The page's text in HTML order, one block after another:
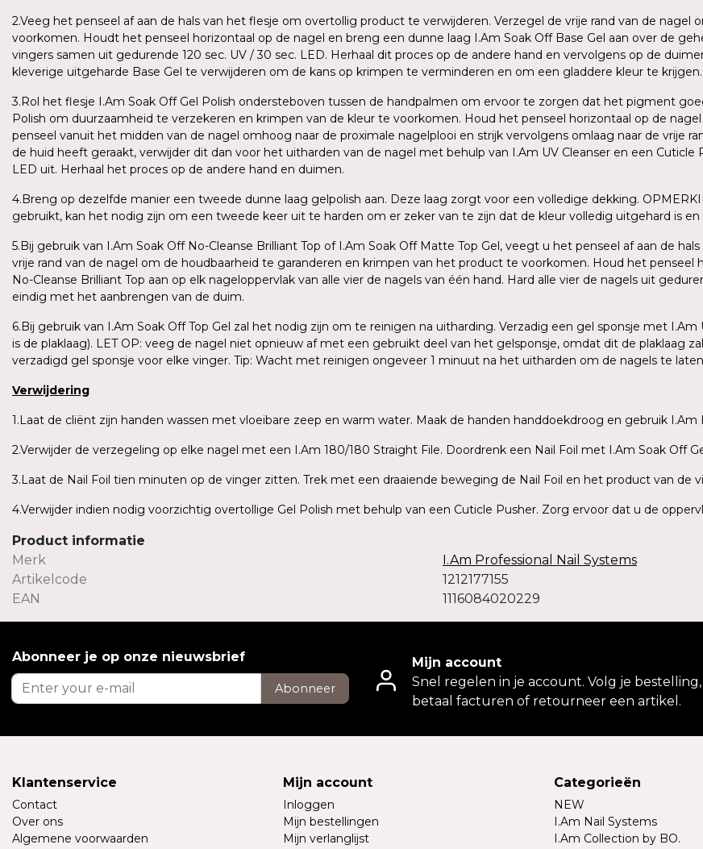
2.Veeg het penseel af aan de hals van het flesje om overtollig product te verwijderen. Verzegel de vrije rand van de
voorkomen. Houdt het penseel horizontaal op de nagel en breng een dunne laag I.Am Soak Off Base Gel aan over de
vingers samen uit gedurende 120 sec. UV / 30 sec. LED. Herhaal dit proces op de andere hand en vervolgens op de
kleverige uitgeharde Base Gel te verwijderen om de kans op krimpen te verminderen en om een gladdere kleur te krijgen.
3.Rol het flesje I.Am Soak Off Gel Polish ondersteboven tussen de handpalmen om ervoor te zorgen dat het pigment
Polish om duurzaamheid te verzekeren en krimpen van de kleur te voorkomen. Houd het penseel horizontaal op de
penseel vanuit het midden van de nagel omhoog naar de proximale nagelplooi en strijk vervolgens omlaag naar de vrije
de huid heeft geraakt, verwijder dit dan voor het uitharden van de nagel met behulp van I.Am UV Cleanser en een Cuticle
LED uit. Herhaal het proces op de andere hand en duimen.
4.Breng op dezelfde manier een tweede dunne laag gelpolish aan. Deze laag zorgt voor een volledige dekking.
gebruikt, kan het nodig zijn om een tweede keer uit te harden om er zeker van te zijn dat de kleur volledig uitgehard is en
5.Bij gebruik van I.Am Soak Off No-Cleanse Brilliant Top of I.Am Soak Off Matte Top Gel, veegt u het penseel af aan de
vrije rand van de nagel om de houdbaarheid te garanderen en krimpen van het product te voorkomen. Houd het
No-Cleanse Brilliant Top aan op elk nageloppervlak van alle vier de nagels van één hand. Hard alle vier de nagels uit
eindig met het aanbrengen van de duim.
6.Bij gebruik van I.Am Soak Off Top Gel zal het nodig zijn om te reinigen na uitharding. Verzadig een gel sponsje met
is de plaklaag). LET OP: veeg de nagel niet opnieuw af met een gebruikt deel van het gelsponsje, omdat dit de plaklaag
verzadigd gel sponsje voor elke vinger. Tip: Wacht met reinigen ongeveer 1 minuut na het uitharden om de nagels te
Verwijdering
1.Laat de cliënt zijn handen wassen met vloeibare zeep en warm water. Maak de handen handdoekdroog en gebruik I.Am
2.Verwijder de verzegeling op elke nagel met een I.Am 180/180 Straight File. Doordrenk een Nail Foil met I.Am Soak Off
3.Laat de Nail Foil tien minuten op de vinger zitten. Trek met een draaiende beweging de Nail Foil en het product van de
4.Verwijder indien nodig voorzichtig overtollige Gel Polish met behulp van een Cuticle Pusher. Zorg ervoor dat u de
Product informatie
Merk
I.Am Professional Nail Systems
Artikelcode
1212177155
EAN
1116084020229
Abonneer je op onze nieuwsbrief
Abonneer
Mijn account
Snel regelen in je account. Volg je bestelling,
betaal facturen of retourneer een artikel.
Klantenservice
Contact
Over ons
Algemene voorwaarden
Mijn account
Inloggen
Mijn bestellingen
Mijn verlanglijst
Categorieën
NEW
I.Am Nail Systems
I.Am Collection by BO.